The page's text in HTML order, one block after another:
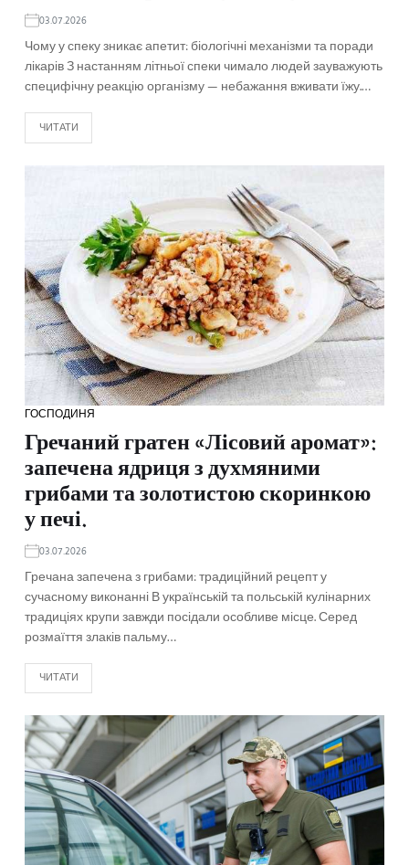
03.07.2026
Чому у спеку зникає апетит: біологічні механізми та поради
лікарів З настанням літньої спеки чимало людей зауважують
специфічну реакцію організму — небажання вживати їжу.…
ЧИТАТИ
ГОСПОДИНЯ
Гречаний гратен «Лісовий аромат»:
запечена ядриця з духмяними
грибами та золотистою скоринкою
у печі.
03.07.2026
Гречана запечена з грибами: традиційний рецепт у
сучасному виконанні В українській та польській кулінарних
традиціях крупи завжди посідали особливе місце. Серед
розмаїття злаків пальму…
ЧИТАТИ